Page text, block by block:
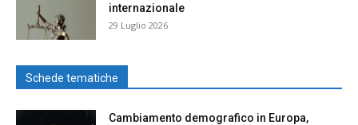
internazionale
29 Luglio 2026
Schede tematiche
Cambiamento demografico in Europa,